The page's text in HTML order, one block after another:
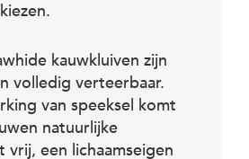
kauwkluiven zijn
volledig verteerbaar.
van speeksel komt
natuurlijke
vrij, een lichaamseigen